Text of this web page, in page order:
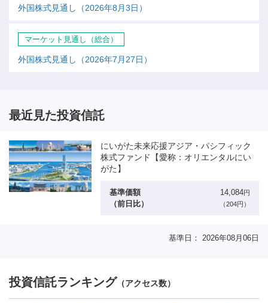
外国株式見通し（2026年8月3日）
マーケット見通し（総合）
外国株式見通し（2026年7月27日）
最近見た投資信託
にいがた未来応援アジア・パシフィック
株式ファンド【愛称：オリエンタルにい
がた】
基準価額
（前日比）
14,084円
（204円）
基準日： 2026年08月06日
投資信託ランキング （アクセス数）